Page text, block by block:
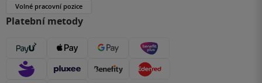
Volné pracovní pozice
Platební metody